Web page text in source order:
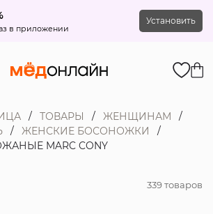
в приложении
Установить
ТОВАРЫ
ЖЕНЩИНАМ
ЖЕНСКИЕ БОСОНОЖКИ
MARC CONY
339 товаров